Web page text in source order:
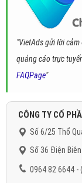
"VietAds gửi lời
quảng cáo trực
FAQPage"
CÔNG TY CỔ
Số 6/25 Thổ
Số 36 Điện
0964 82 6644 -